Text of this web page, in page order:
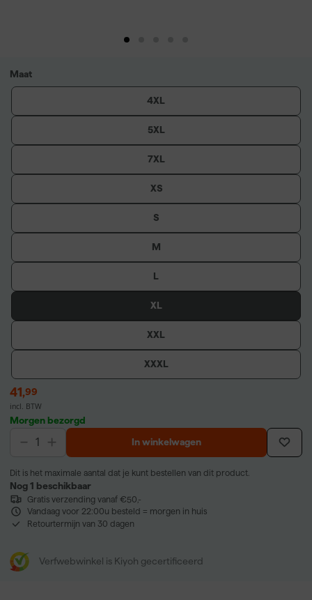
Maat
4XL
5XL
7XL
XS
S
M
L
XL
XXL
XXXL
41,99
incl. BTW
Morgen bezorgd
In winkelwagen
Dit is het maximale aantal dat je kunt bestellen van dit product.
Nog 1 beschikbaar
Gratis verzending vanaf €50,-
Vandaag voor 22:00u besteld = morgen in huis
Retourtermijn van 30 dagen
Verfwebwinkel is Kiyoh gecertificeerd